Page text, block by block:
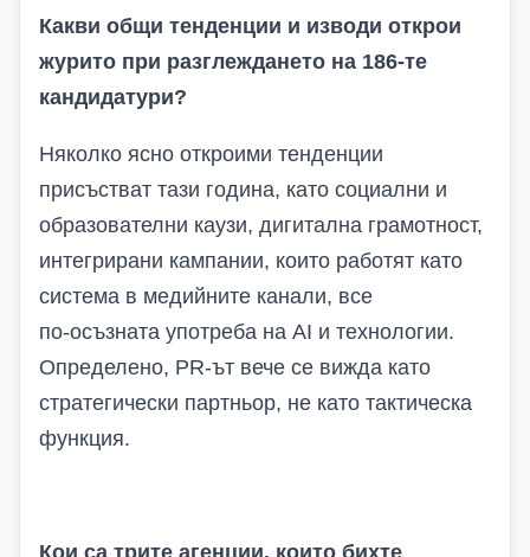
Какви общи тенденции и изводи открои
журито при разглеждането на 186-те
кандидатури?
Няколко ясно откроими тенденции
присъстват тази година, като социални и
образователни каузи, дигитална грамотност,
интегрирани кампании, които работят като
система в медийните канали, все
по‑осъзната употреба на AI и технологии.
Определено, PR-ът вече се вижда като
стратегически партньор, не като тактическа
функция.
Кои са трите агенции, които бихте